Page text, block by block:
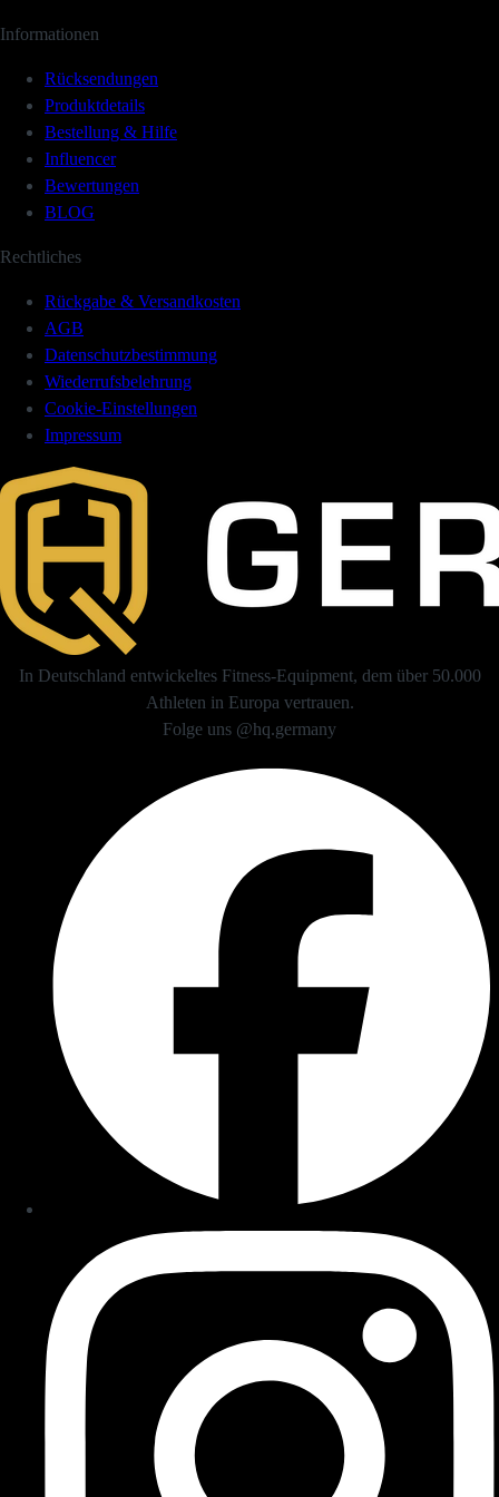
Informationen
Rücksendungen
Produktdetails
Bestellung & Hilfe
Influencer
Bewertungen
BLOG
Rechtliches
Rückgabe & Versandkosten
AGB
Datenschutzbestimmung
Wiederrufsbelehrung
Cookie-Einstellungen
Impressum
In Deutschland entwickeltes Fitness-Equipment, dem über 50.000
Athleten in Europa vertrauen.
Folge uns @hq.germany